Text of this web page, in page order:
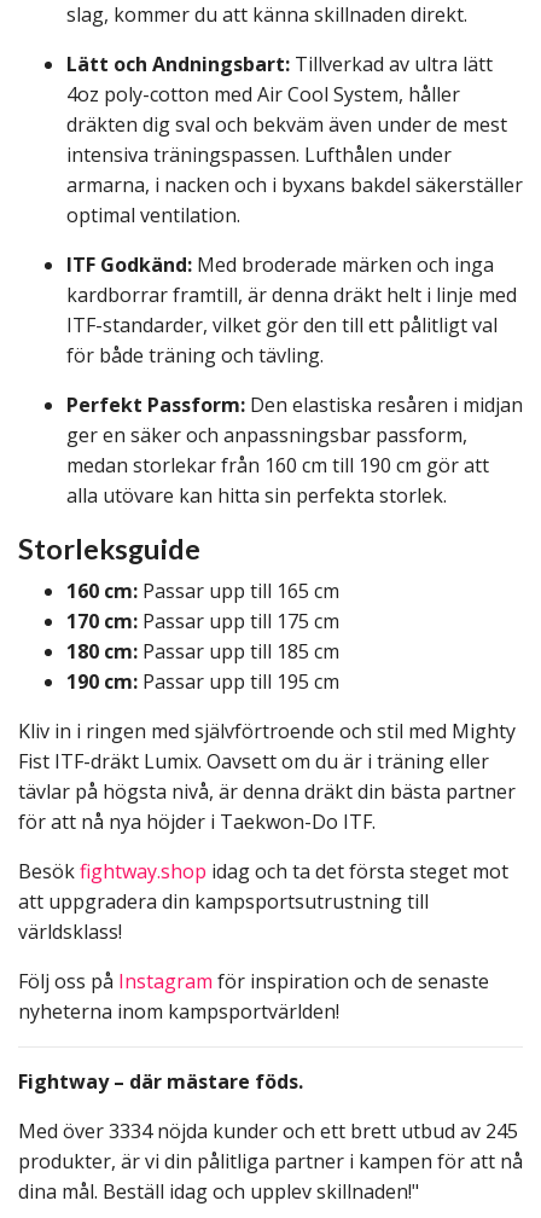
slag, kommer du att känna skillnaden direkt.
Lätt och Andningsbart: Tillverkad av ultra lätt
4oz poly-cotton med Air Cool System, håller
dräkten dig sval och bekväm även under de mest
intensiva träningspassen. Lufthålen under
armarna, i nacken och i byxans bakdel säkerställer
optimal ventilation.
ITF Godkänd: Med broderade märken och inga
kardborrar framtill, är denna dräkt helt i linje med
ITF-standarder, vilket gör den till ett pålitligt val
för både träning och tävling.
Perfekt Passform: Den elastiska resåren i midjan
ger en säker och anpassningsbar passform,
medan storlekar från 160 cm till 190 cm gör att
alla utövare kan hitta sin perfekta storlek.
Storleksguide
160 cm: Passar upp till 165 cm
170 cm: Passar upp till 175 cm
180 cm: Passar upp till 185 cm
190 cm: Passar upp till 195 cm
Kliv in i ringen med självförtroende och stil med Mighty
Fist ITF-dräkt Lumix. Oavsett om du är i träning eller
tävlar på högsta nivå, är denna dräkt din bästa partner
för att nå nya höjder i Taekwon-Do ITF.
Besökfightway.shop idag och ta det första steget mot
att uppgradera din kampsportsutrustning till
världsklass!
Följ oss på Instagram för inspiration och de senaste
nyheterna inom kampsportvärlden!
Fightway – där mästare föds.
Med över 3334 nöjda kunder och ett brett utbud av 245
produkter, är vi din pålitliga partner i kampen för att nå
dina mål. Beställ idag och upplev skillnaden!"